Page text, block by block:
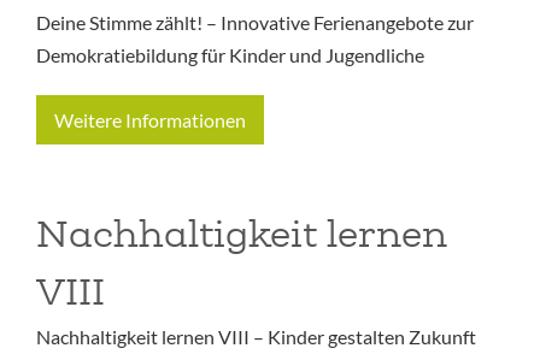
Deine Stimme zählt! – Innovative Ferienangebote zur
Demokratiebildung für Kinder und Jugendliche
Weitere Informationen
Nachhaltigkeit lernen
VIII
Nachhaltigkeit lernen VIII – Kinder gestalten Zukunft